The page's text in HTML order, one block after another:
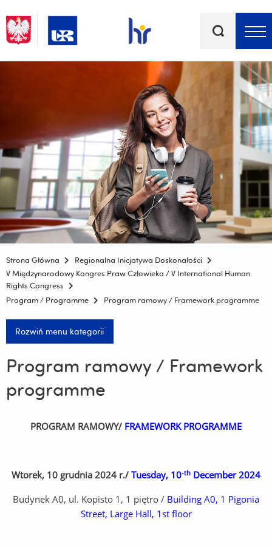
kluczowe
Strona Główna
Regionalna Inicjatywa Doskonałości
V Międzynarodowy Kongres Praw Człowieka / V International Human
Rights Congress
Program / Programme
Program ramowy / Framework programme
Rozwiń menu kategorii
Program ramowy / Framework
programme
PROGRAM RAMOWY/ FRAMEWORK PROGRAMME
Wtorek, 10 grudnia 2024 r./ Tuesday, 10-th December 2024
Budynek A0, ul. Kopisto 1, 1 piętro / Building A0, 1 Pigonia
Street, Large Hall, 1st floor